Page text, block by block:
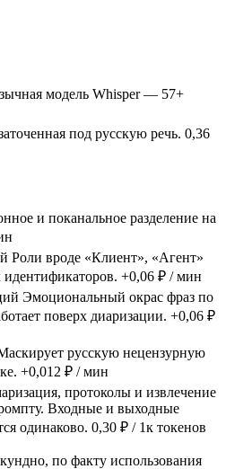
модель Whisper — 57+
под русскую речь. 0,36
и поканальное разделение на
Роли вроде «Клиент», «Агент»
+0,06 ₽ / мин
Эмоциональный окрас фраз по
поверх диаризации. +0,06 ₽
русскую нецензурную
+0,012 ₽ / мин
протоколы и извлечение
Входные и выходные
одинаково. 0,30 ₽ / 1к токенов
по факту использования